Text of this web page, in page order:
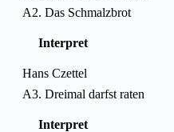
A2. Das Schmalzbrot
Interpret
Hans Czettel
A3. Dreimal darfst raten
Interpret